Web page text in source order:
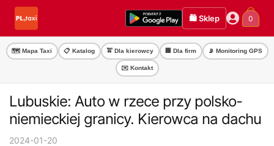
Przejdź
nawigacji
Przejdź
treści
🛍️ Sklep 0
🗺️ Mapa Taxi 📋 Katalog 🚖 Dla kierowcy 🏢 Dla firm 📡 Monitoring GPS
✉️ Kontakt
Lubuskie: Auto w rzece przy polsko-
niemieckiej granicy. Kierowca na dachu
2024-01-20